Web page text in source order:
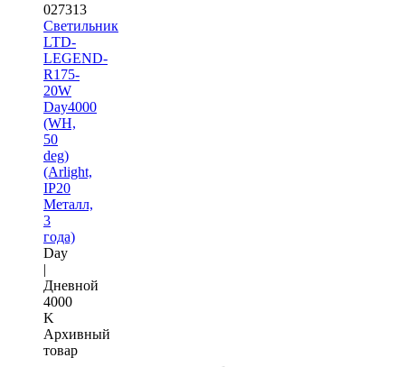
027313
Светильник
LTD-
LEGEND-
R175-
20W
Day4000
(WH,
50
deg)
(Arlight,
IP20
Металл,
3
года)
Day
|
Дневной
4000
K
Архивный
товар